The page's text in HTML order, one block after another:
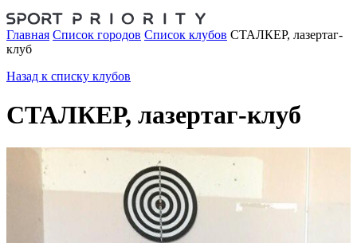
Главная Список городов Список клубов СТАЛКЕР, лазертаг-
клуб
Назад к списку клубов
СТАЛКЕР, лазертаг-клуб